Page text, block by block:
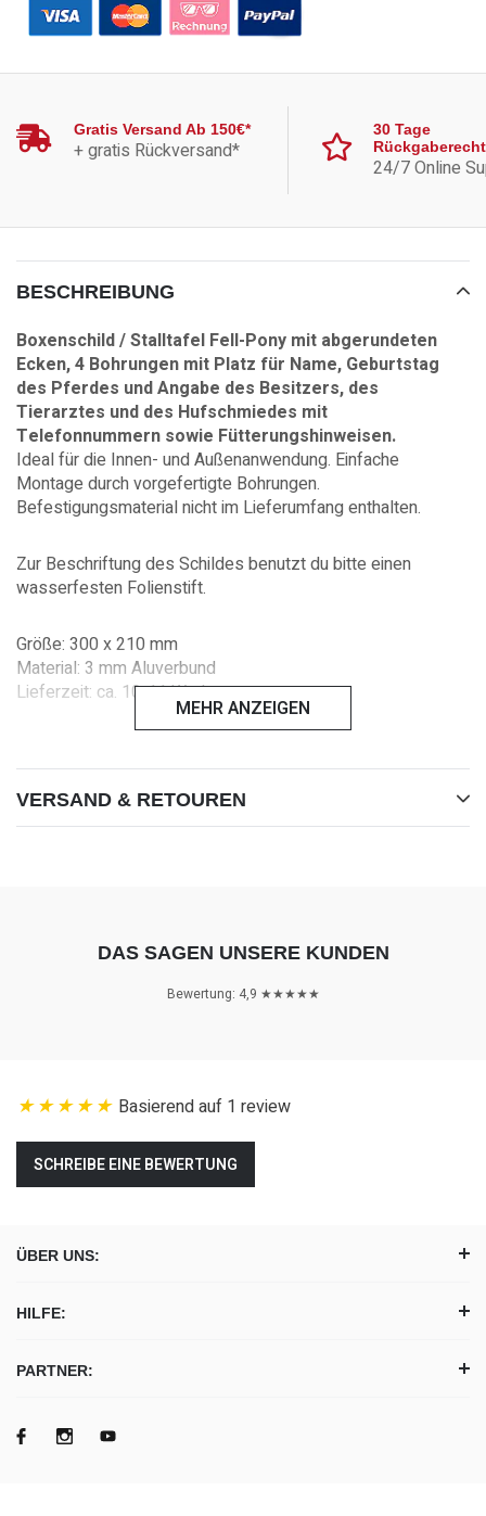
Gratis Versand Ab 150€*
+ gratis Rückversand*
30 Tage
Rückgaberecht
24/7 Online
BESCHREIBUNG
Boxenschild / Stalltafel Fell-Pony mit abgerundeten
Ecken, 4 Bohrungen mit Platz für Name, Geburtstag
des Pferdes und Angabe des Besitzers, des
Tierarztes und des Hufschmiedes mit
Telefonnummern sowie Fütterungshinweisen.
Ideal für die Innen- und Außenanwendung. Einfache
Montage durch vorgefertigte Bohrungen.
Befestigungsmaterial nicht im Lieferumfang enthalten.
Zur Beschriftung des Schildes benutzt du bitte einen
wasserfesten Folienstift.
Größe: 300 x 210 mm
Material: 3 mm Aluverbund
Lieferzeit: ca. 10-11 Werktage
bestellst.
[ fell fellpony fell-pony ]
MEHR ANZEIGEN
VERSAND & RETOUREN
DAS SAGEN UNSERE KUNDEN
Bewertung: 4,9 ★★★★★
Basierend auf 1 review
SCHREIBE EINE BEWERTUNG
ÜBER UNS:
HILFE:
PARTNER: